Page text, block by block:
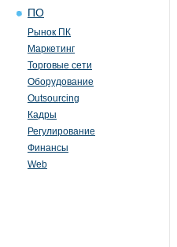
ПО
Рынок ПК
Маркетинг
Торговые сети
Оборудование
Outsourcing
Кадры
Регулирование
Финансы
Web